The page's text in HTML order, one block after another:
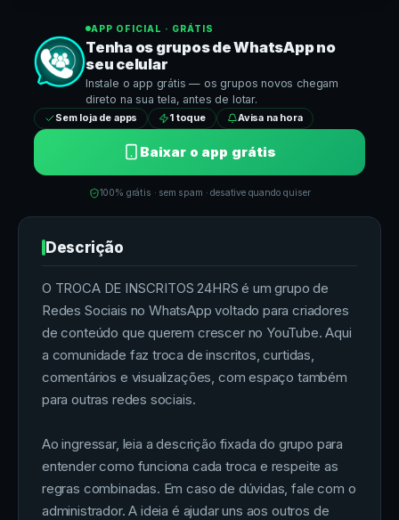
APP OFICIAL · GRÁTIS
Tenha os grupos deWhatsAppno
seu celular
Instale o app grátis — os grupos novos chegam
direto na sua tela, antes de lotar.
Sem loja de apps 1 toque Avisa na hora
Baixar o app grátis
100% grátis · sem spam · desative quando quiser
Descrição
O TROCA DE INSCRITOS 24HRS é um grupo de
Redes Sociais no WhatsApp voltado para criadores
de conteúdo que querem crescer no YouTube. Aqui
a comunidade faz troca de inscritos, curtidas,
comentários e visualizações, com espaço também
para outras redes sociais.
Ao ingressar, leia a descrição fixada do grupo para
entender como funciona cada troca e respeite as
regras combinadas. Em caso de dúvidas, fale com o
administrador. A ideia é ajudar uns aos outros de